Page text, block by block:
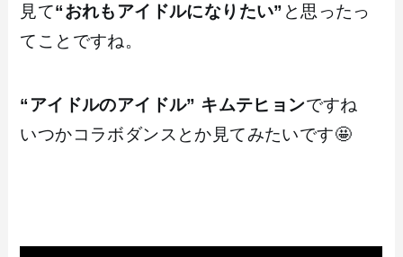
見て“おれもアイドルになりたい” と思ったっ
てことですね。
“アイドルのアイドル” キムテヒョンですね
いつかコラボダンスとか見てみたいです🤩